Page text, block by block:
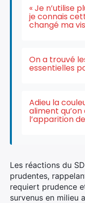
« Je n’utilise
je connais
changé ma
On a trouvé
essentielles
Adieu la
aliment
l’apparition
Les réactions du
prudentes,
requiert prudence
survenus en milieu